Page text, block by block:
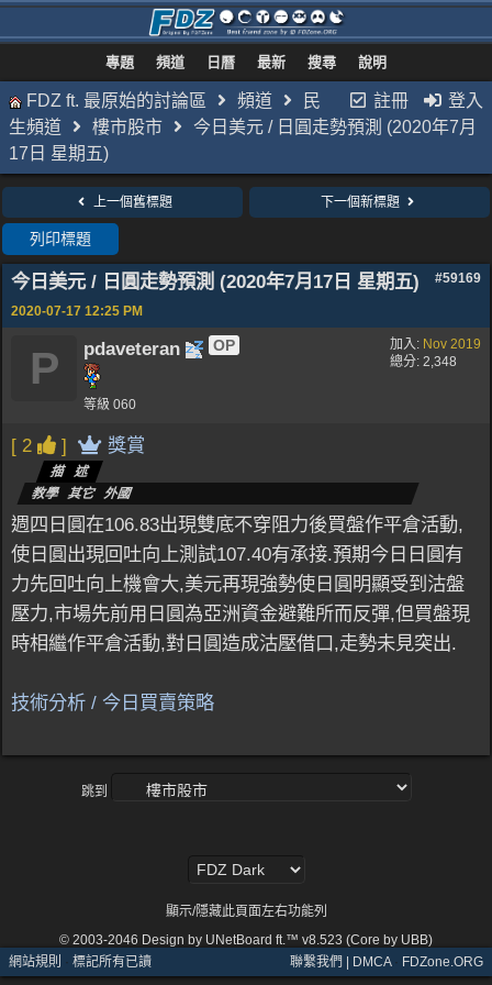
專題 頻道 日曆 最新 搜尋 說明
註冊 登入
FDZ ft. 最原始的討論區 頻道
民
生頻道
樓市股市
今日美元 / 日圓走勢預測 (2020年7月
17日 星期五)
上一個舊標題 下一個新標題
列印標題
今日美元 / 日圓走勢預測 (2020年7月17日 星期五) #59169
2020-07-17 12:25 PM
加入: Nov 2019
總分: 2,348
P pdaveteran OP
等級 060
[ 2 ] 獎賞
描述
教學 其它 外國
週四日圓在106.83出現雙底不穿阻力後買盤作平倉活動,
使日圓出現回吐向上測試107.40有承接.預期今日日圓有
力先回吐向上機會大,美元再現強勢使日圓明顯受到沽盤
壓力,市場先前用日圓為亞洲資金避難所而反彈,但買盤現
時相繼作平倉活動,對日圓造成沽壓借口,走勢未見突出.
技術分析 / 今日買賣策略
跳到
顯示/隱藏此頁面左右功能列
© 2003-2046 Design by UNetBoard ft.™ v8.523 (Core by UBB)
網站規則 · 標記所有已讀 聯繫我們 | DMCA· FDZone.ORG